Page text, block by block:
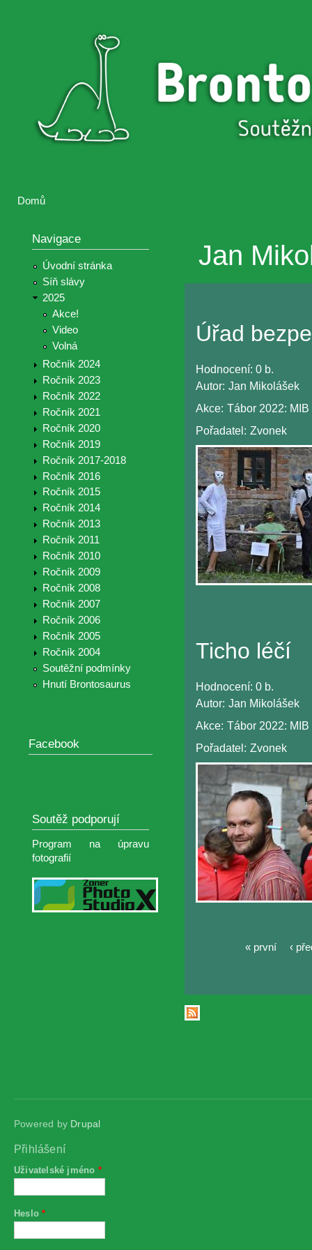
Brontosaurus
Brontosaurus
Domů
Navigace
Úvodní stránka
Síň slávy
2025
Akce!
Video
Volná
Ročník 2024
Ročník 2023
Ročník 2022
Ročník 2021
Ročník 2020
Ročník 2019
Ročník 2017-2018
Ročník 2016
Ročník 2015
Ročník 2014
Ročník 2013
Ročník 2011
Ročník 2010
Ročník 2009
Ročník 2008
Ročník 2007
Ročník 2006
Ročník 2005
Ročník 2004
Soutěžní podmínky
Hnutí Brontosaurus
Facebook
Soutěž podporují
Program na úpravu
fotografií
Jan
Úřad
Hodnocení: 0 b.
Autor: Jan Mikolášek
Akce: Tábor 2022: MIB
Pořadatel: Zvonek
Ticho léčí
Hodnocení: 0 b.
Autor: Jan Mikolášek
Akce: Tábor 2022: MIB
Pořadatel: Zvonek
« první ‹
Powered by Drupal
Přihlášení
Uživatelské jméno *
Heslo*